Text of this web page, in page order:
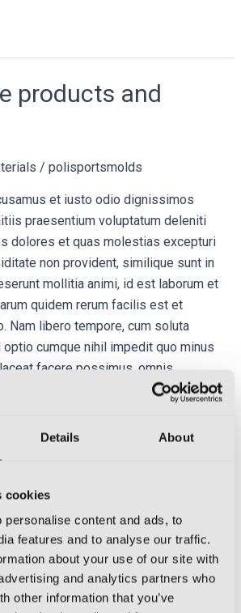
Details About
cookies
personalise content and ads, to
features and to analyse our traffic.
about your use of our site with
and analytics partners who
other information that you’ve
products and
/ polisportsmolds
et iusto odio dignissimos
praesentium voluptatum deleniti
dolores et quas molestias excepturi
non provident, similique sunt in
mollitia animi, id est laborum et
quidem rerum facilis est et
Nam libero tempore, cum soluta
cumque nihil impedit quo minus
facere possimus, omnis
est, omnis dolor repellendus.
saepe eveniet ut et voluptates
maiores alias consequatur aut
asperiores